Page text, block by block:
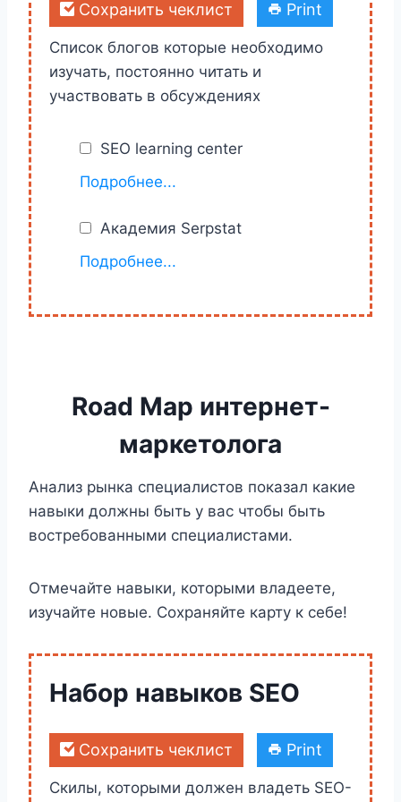
Сохранить чеклист Print
Список блогов которые необходимо
изучать, постоянно читать и
участвовать в обсуждениях
SEO learning center
https://moz.com/learn/seo
Подробнее...
Академия Serpstat
Бесплатные курсы
информации для начинающих SEO-
специалистов. Конечно курсы
подводят к использованию сервиса
этоLearning Marketing и работает
он по стратегии Win-to-Win
Подробнее...
Road Map интернет-
маркетолога
Анализ рынка специалистов показал какие
навыки должны быть у вас чтобы быть
востребованными специалистами.
Отмечайте навыки, которыми владеете,
изучайте новые. Сохраняйте карту к себе!
Набор навыков SEO
Сохранить чеклист Print
Скилы, которыми должен владеть SEO-